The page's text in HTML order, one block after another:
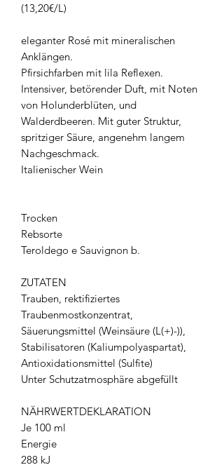
(13,20€/L)
eleganter Rosé mit mineralischen
Anklängen.
Pfirsichfarben mit lila Reflexen.
Intensiver, betörender Duft, mit Noten
von Holunderblüten, und
Walderdbeeren. Mit guter Struktur,
spritziger Säure, angenehm langem
Nachgeschmack.
Italienischer Wein
Trocken
Rebsorte
Teroldego e Sauvignon b.
ZUTATEN
Trauben, rektifiziertes
Traubenmostkonzentrat,
Säuerungsmittel (Weinsäure (L(+)-)),
Stabilisatoren (Kaliumpolyaspartat),
Antioxidationsmittel (Sulfite)
Unter Schutzatmosphäre abgefüllt
NÄHRWERTDEKLARATION
Je 100 ml
Energie
288 kJ